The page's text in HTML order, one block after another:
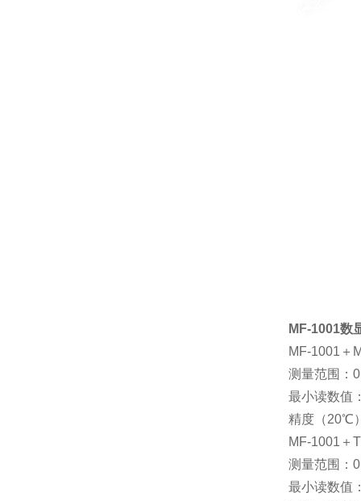
MF-1001数
MF-1001＋
测量范围：
最小读数值
精度（20℃
MF-1001＋
测量范围：
最小读数值